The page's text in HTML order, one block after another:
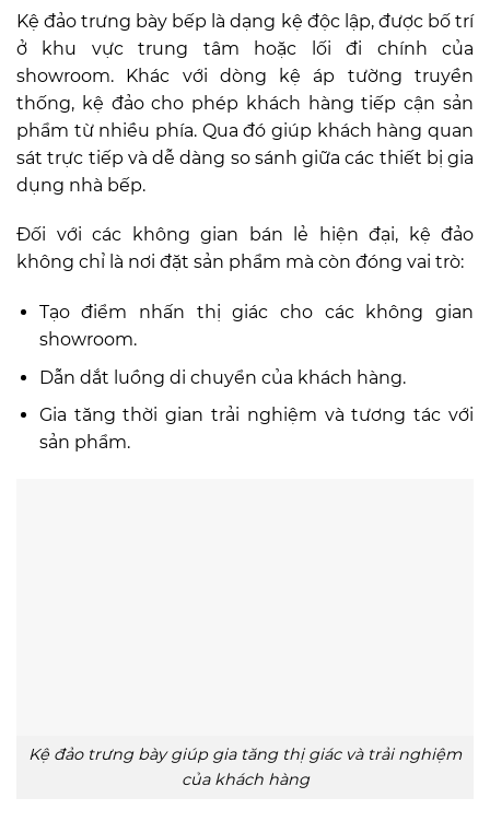
Kệ đảo trưng bày bếp là dạng kệ độc lập, được bố trí
ở khu vực trung tâm hoặc lối đi chính của
showroom. Khác với dòng kệ áp tường truyền
thống, kệ đảo cho phép khách hàng tiếp cận sản
phẩm từ nhiều phía. Qua đó giúp khách hàng quan
sát trực tiếp và dễ dàng so sánh giữa các thiết bị gia
dụng nhà bếp.
Đối với các không gian bán lẻ hiện đại, kệ đảo
không chỉ là nơi đặt sản phẩm mà còn đóng vai trò:
Tạo điểm nhấn thị giác cho các không gian
showroom.
Dẫn dắt luồng di chuyển của khách hàng.
Gia tăng thời gian trải nghiệm và tương tác với
sản phẩm.
Kệ đảo trưng bày giúp gia tăng thị giác và trải nghiệm
của khách hàng